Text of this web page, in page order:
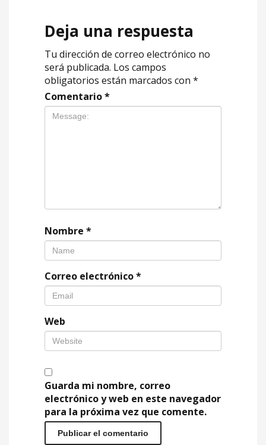
Deja una respuesta
Tu dirección de correo electrónico no
será publicada. Los campos
obligatorios están marcados con *
Comentario*
Nombre *
Correo electrónico*
Web
Guarda mi nombre, correo
electrónico y web en este navegador
para la próxima vez que comente.